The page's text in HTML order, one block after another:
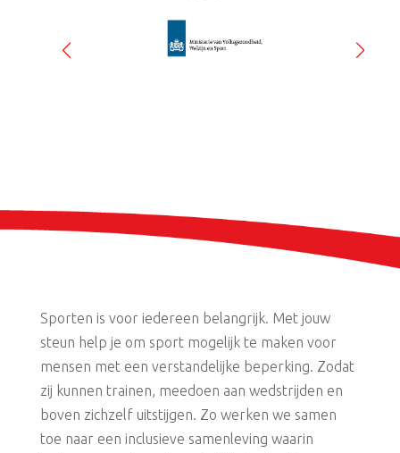
Sporten is voor iedereen belangrijk. Met jouw
steun help je om sport mogelijk te maken voor
mensen met een verstandelijke beperking. Zodat
zij kunnen trainen, meedoen aan wedstrijden en
boven zichzelf uitstijgen. Zo werken we samen
toe naar een inclusieve samenleving waarin